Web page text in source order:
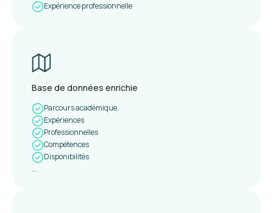
Expérience professionnelle
Base de données enrichie
Parcours académique,
Expériences
Professionnelles
Compétences
Disponibilités
...